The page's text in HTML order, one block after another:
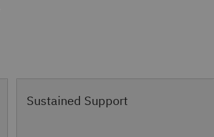
Sustained Support